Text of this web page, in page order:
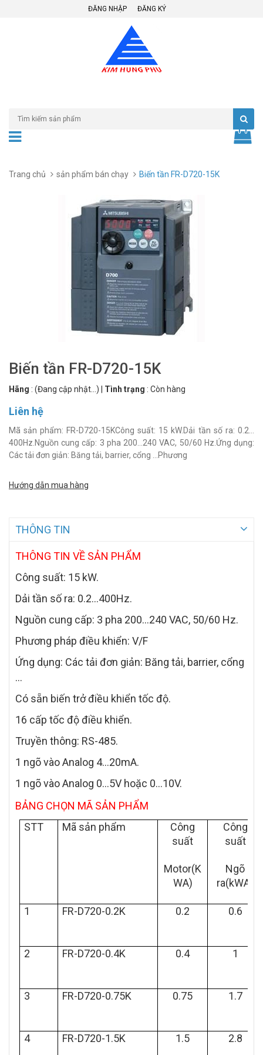
ĐĂNG NHẬP ĐĂNG KÝ
Trang chủ sản phẩm bán chạy Biến tần FR-D720-15K
Biến tần FR-D720-15K
Hãng : (Đang cập nhật...) Tình trạng : Còn hàng
Liên hệ
Mã sản phẩm: FR-D720-15KCông suất: 15 kW.Dải tần số ra: 0.2…
400Hz.Nguồn cung cấp: 3 pha 200…240 VAC, 50/60 Hz.Ứng dụng:
Các tải đơn giản: Băng tải, barrier, cổng …Phương
Hướng dẫn mua hàng
THÔNG TIN
THÔNG TIN VỀ SẢN PHẨM
Công suất: 15 kW.
Dải tần số ra: 0.2…400Hz.
Nguồn cung cấp: 3 pha 200…240 VAC, 50/60 Hz.
Phương pháp điều khiển: V/F
Ứng dụng: Các tải đơn giản: Băng tải, barrier, cổng
…
Có sẵn biến trở điều khiển tốc độ.
16 cấp tốc độ điều khiển.
Truyền thông: RS-485.
1 ngõ vào Analog 4…20mA.
1 ngõ vào Analog 0…5V hoặc 0…10V.
BẢNG CHỌN MÃ SẢN PHẨM
STT
Mã sản phẩm
Công
suất
Motor(K
WA)
Công
suất
Ngõ
ra(kWA)
1 FR-D720-0.2K 0.2 0.6
2 FR-D720-0.4K 0.4 1
3 FR-D720-0.75K 0.75 1.7
4 FR-D720-1.5K 1.5 2.8